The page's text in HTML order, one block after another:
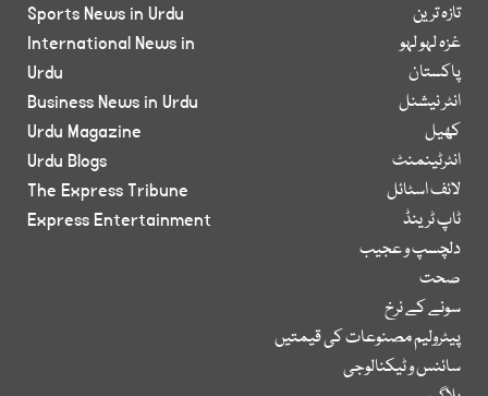
تازہ ترین
غزہ لہو لہو
پاکستان
انٹر نیشنل
کھیل
انٹرٹینمنٹ
لائف اسٹائل
ٹاپ ٹرینڈ
دلچسپ و عجیب
صحت
سونے کے نرخ
پیٹرولیم مصنوعات کی قیمتیں
سائنس و ٹیکنالوجی
Sports News in Urdu
International News in
Urdu
Business News in Urdu
Urdu Magazine
Urdu Blogs
The Express Tribune
Express Entertainment